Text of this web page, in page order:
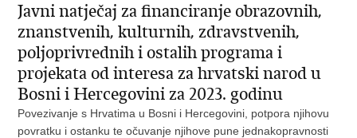
Javni natječaj za financiranje obrazovnih,
znanstvenih, kulturnih, zdravstvenih,
poljoprivrednih i ostalih programa i
projekata od interesa za hrvatski narod u
Bosni i Hercegovini za 2023. godinu
Povezivanje s Hrvatima u Bosni i Hercegovini, potpora njihovu
povratku i ostanku te očuvanje njihove pune jednakopravnosti